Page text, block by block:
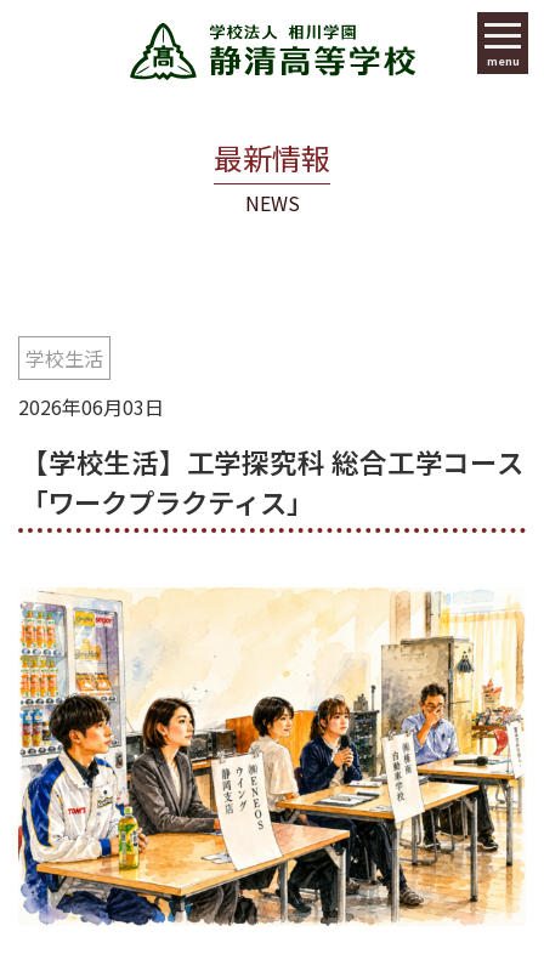
menu
最新情報
NEWS
学校生活
2026年06月03日
【学校生活】工学探究科 総合工学コース
「ワークプラクティス」